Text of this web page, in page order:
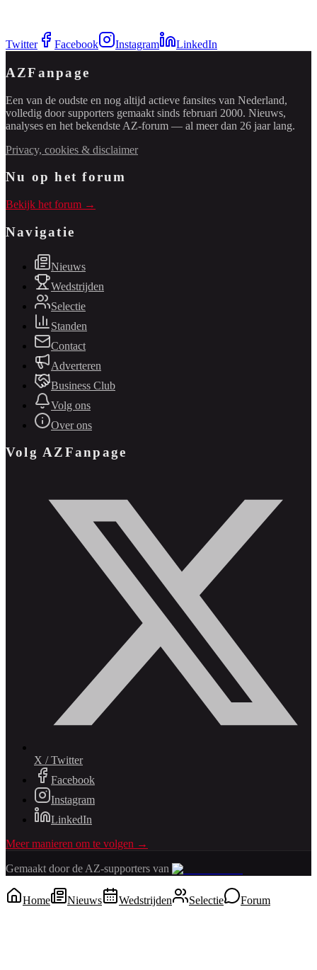
Twitter Facebook Instagram LinkedIn
AZFanpage
Een van de oudste en nog altijd actieve fansites van Nederland,
volledig door supporters gemaakt sinds februari 2000. Nieuws,
analyses en het bekendste AZ-forum — al meer dan 26 jaar lang.
Privacy, cookies & disclaimer
Nu op het forum
Bekijk het forum →
Navigatie
Nieuws
Wedstrijden
Selectie
Standen
Contact
Adverteren
Business Club
Volg ons
Over ons
Volg AZFanpage
X / Twitter
Facebook
Instagram
LinkedIn
Meer manieren om te volgen →
Gemaakt door de AZ-supporters van
Home Nieuws Wedstrijden Selectie Forum